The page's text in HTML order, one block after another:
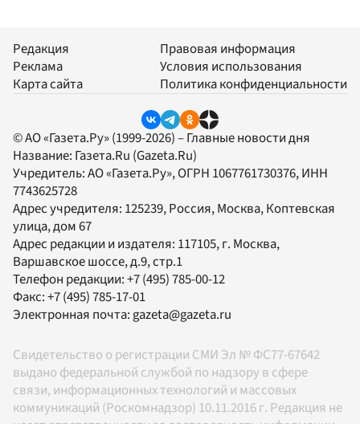
Редакция
Реклама
Карта сайта
Правовая информация
Условия использования
Политика конфиденциальности
© АО «Газета.Ру» (1999-2026) – Главные новости дня
Название: Газета.Ru (Gazeta.Ru)
Учредитель:АО «Газета.Ру», ОГРН 1067761730376, ИНН
7743625728
Адрес учредителя: 125239, Россия, Москва, Коптевская
улица, дом 67
Адрес редакции и издателя: 117105, г. Москва,
Варшавское шоссе, д.9, стр.1
Телефон редакции:+7 (495) 785-00-12
Факс:+7 (495) 785-17-01
Электронная почта: gazeta@gazeta.ru
Свидетельство о регистрации СМИ Эл № ФС77-67642
выдано федеральной службой по надзору в сфере
связи, информационных технологий и массовых
коммуникаций (Роскомнадзор) 10.11.2016 г. Редакция не